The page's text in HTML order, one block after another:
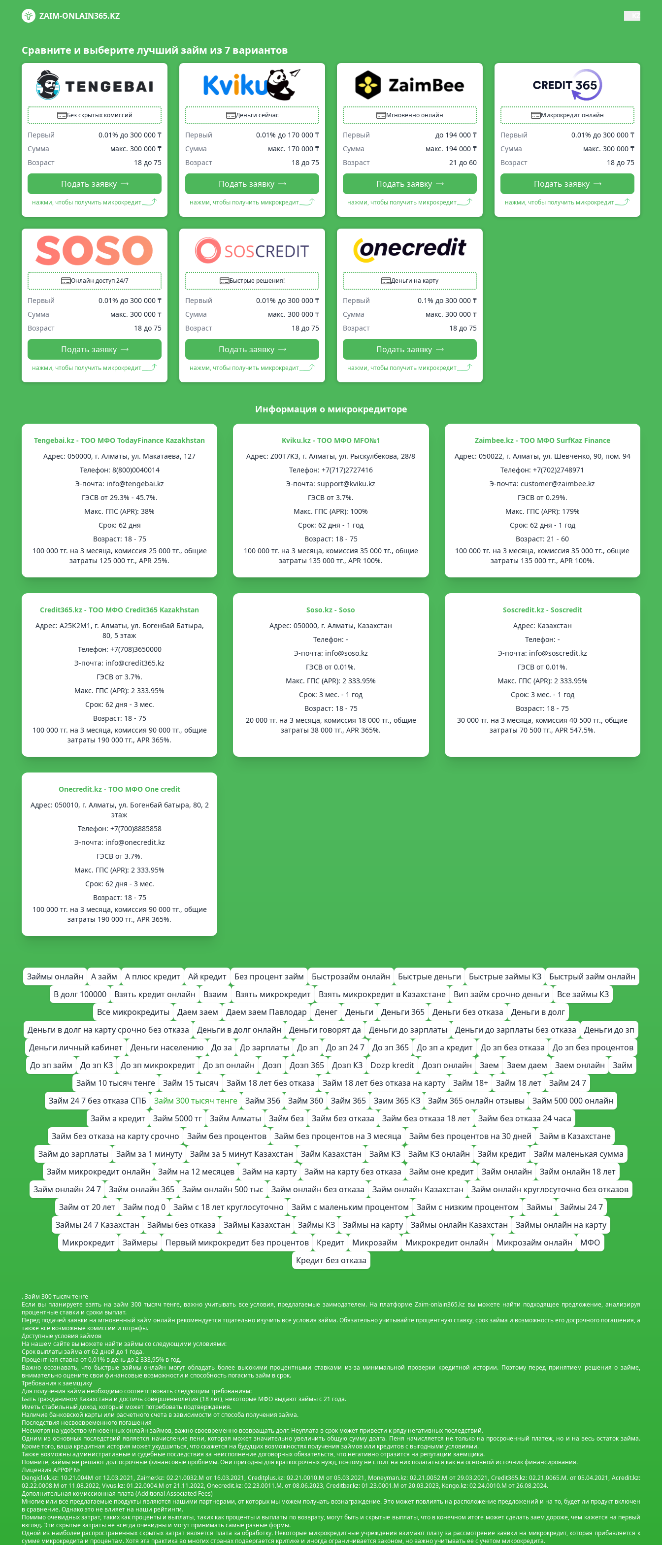
ZAIM-ONLAIN365.KZ
Сравните и выберите лучший займ из7 вариантов
Без скрытых комиссий
Первый 0.01% до 300 000 ₸
Сумма
макс. 300 000 ₸
Возраст
18 до 75
Подать заявку
нажми, чтобы получить микрокредит
Деньги сейчас
Первый 0.01% до 170 000 ₸
Сумма
макс. 170 000 ₸
Возраст
18 до 75
Подать заявку
нажми, чтобы получить микрокредит
Мгновенно онлайн
Первый до 194 000 ₸
Сумма
макс. 194 000 ₸
Возраст
21 до 60
Подать заявку
нажми, чтобы получить микрокредит
Микрокредит онлайн
Первый 0.01% до 300 000 ₸
Сумма
макс. 300 000 ₸
Возраст
18 до 75
Подать заявку
нажми, чтобы получить микрокредит
Онлайн доступ 24/7
Первый 0.01% до 300 000 ₸
Сумма
макс. 300 000 ₸
Возраст
18 до 75
Подать заявку
нажми, чтобы получить микрокредит
Быстрые решения!
Первый 0.01% до 300 000 ₸
Сумма
макс. 300 000 ₸
Возраст
18 до 75
Подать заявку
нажми, чтобы получить микрокредит
Деньги на карту
Первый 0.1% до 300 000 ₸
Сумма
макс. 300 000 ₸
Возраст
18 до 75
Подать заявку
нажми, чтобы получить микрокредит
Информация о микрокредиторе
Tengebai.kz - ТОО МФО TodayFinance Kazakhstan
Адрес: 050000, г. Алматы, ул. Макатаева, 127
Телефон: 8(800)0040014
Э-почта: info@tengebai.kz
ГЭСВ от 29.3% - 45.7%.
Mакс. ГПС (APR): 38%
Срок: 62 дня
Возраст: 18 - 75
100 000 тг. на 3 месяца, комиссия 25 000 тг., общие
затраты 125 000 тг., APR 25%.
Kviku.kz - ТОО МФО MFO№1
Адрес: Z00T7K3, г. Алматы, ул. Рыскулбекова, 28/8
Телефон: +7(717)2727416
Э-почта: support@kviku.kz
ГЭСВ от 3.7%.
Mакс. ГПС (APR): 100%
Срок: 62 дня - 1 год
Возраст: 18 - 75
100 000 тг. на 3 месяца, комиссия 35 000 тг., общие
затраты 135 000 тг., APR 100%.
Zaimbee.kz - ТОО МФО SurfKaz Finance
Адрес: 050022, г. Алматы, ул. Шевченко, 90, пом. 94
Телефон: +7(702)2748971
Э-почта: customer@zaimbee.kz
ГЭСВ от 0.29%.
Mакс. ГПС (APR): 179%
Срок: 62 дня - 1 год
Возраст: 21 - 60
100 000 тг. на 3 месяца, комиссия 35 000 тг., общие
затраты 135 000 тг., APR 100%.
Credit365.kz - ТОО МФО Credit365 Kazakhstan
Адрес: A25K2M1, г. Алматы, ул. Богенбай Батыра,
80, 5 этаж
Телефон: +7(708)3650000
Э-почта: info@credit365.kz
ГЭСВ от 3.7%.
Mакс. ГПС (APR): 2 333.95%
Срок: 62 дня - 3 мес.
Возраст: 18 - 75
100 000 тг. на 3 месяца, комиссия 90 000 тг., общие
затраты 190 000 тг., APR 365%.
Soso.kz - Soso
Адрес: 050000, г. Алматы, Казахстан
Телефон: -
Э-почта: info@soso.kz
ГЭСВ от 0.01%.
Mакс. ГПС (APR): 2 333.95%
Срок: 3 мес. - 1 год
Возраст: 18 - 75
20 000 тг. на 3 месяца, комиссия 18 000 тг., общие
затраты 38 000 тг., APR 365%.
Soscredit.kz - Soscredit
Адрес: Казахстан
Телефон: -
Э-почта: info@soscredit.kz
ГЭСВ от 0.01%.
Mакс. ГПС (APR): 2 333.95%
Срок: 3 мес. - 1 год
Возраст: 18 - 75
30 000 тг. на 3 месяца, комиссия 40 500 тг., общие
затраты 70 500 тг., APR 547.5%.
Onecredit.kz - ТОО МФО One credit
Адрес: 050010, г. Алматы, ул. Богенбай батыра, 80, 2
этаж
Телефон: +7(700)8885858
Э-почта: info@onecredit.kz
ГЭСВ от 3.7%.
Mакс. ГПС (APR): 2 333.95%
Срок: 62 дня - 3 мес.
Возраст: 18 - 75
100 000 тг. на 3 месяца, комиссия 90 000 тг., общие
затраты 190 000 тг., APR 365%.
Займы онлайн А займ А плюс кредит Ай кредит Без процент займ Быстрозайм онлайн Быстрые деньги Быстрые займы КЗ
Быстрый займ онлайн
В долг 100000
Взять кредит онлайн Взаим Взять микрокредит Взять микрокредит в Казахстане Вип займ срочно деньги
Все займы КЗ
Все микрокредиты
Даем заем Даем заем Павлодар Денег Деньги Деньги 365 Деньги без отказа
Деньги в долг
Деньги в долг на карту срочно без отказа
Деньги в долг онлайн Деньги говорят да Деньги до зарплаты Деньги до зарплаты без отказа
Деньги до зп
Деньги личный кабинет
Деньги населению До за До зарплаты До зп До зп 24 7 До зп 365 До зп а кредит До зп без отказа
До зп без процентов
До зп займ
До зп КЗ До зп микрокредит До зп онлайн Дозп Дозп 365 Дозп КЗ Dozp kredit Дозп онлайн Заем Заем даем Заем онлайн
Займ
Займ 10 тысяч тенге
Займ 15 тысяч Займ 18 лет без отказа Займ 18 лет без отказа на карту Займ 18+ Займ 18 лет
Займ 24 7
Займ 24 7 без отказа СПБ
Займ 300 тысяч тенге Займ 356 Займ 360 Займ 365 Заим 365 КЗ Займ 365 онлайн отзывы
Займ 500 000 онлайн
Займ а кредит
Займ 5000 тг Займ Алматы Займ без Займ без отказа Займ без отказа 18 лет
Займ без отказа 24 часа
Займ без отказа на карту срочно
Займ без процентов Займ без процентов на 3 месяца Займ без процентов на 30 дней
Займ в Казахстане
Займ до зарплаты
Займ за 1 минуту Займ за 5 минут Казахстан Займ Казахстан Займ КЗ Займ КЗ онлайн Займ кредит
Займ маленькая сумма
Займ микрокредит онлайн
Займ на 12 месяцев Займ на карту Займ на карту без отказа Займ оне кредит Займ онлайн
Займ онлайн 18 лет
Займ онлайн 24 7
Займ онлайн 365 Займ онлайн 500 тыс Займ онлайн без отказа Займ онлайн Казахстан
Займ онлайн круглосуточно без отказов
Займ от 20 лет
Займ под 0 Займ с 18 лет круглосуточно Займ с маленьким процентом Займ с низким процентом Займы
Займы 24 7
Займы 24 7 Казахстан
Займы без отказа Займы Казахстан Займы КЗ Займы на карту Займы онлайн Казахстан
Займы онлайн на карту
Микрокредит
Займеры Первый микрокредит без процентов Кредит Микрозайм Микрокредит онлайн Микрозайм онлайн
МФО
Кредит без отказа
. Займ 300 тысяч тенге
Если вы планируете взять на займ 300 тысяч тенге, важно учитывать все условия, предлагаемые заимодателем. На платформе Zaim-onlain365.kz вы можете найти подходящее предложение, анализируя
процентные ставки и сроки выплат.
Перед подачей заявки на мгновенный займ онлайн рекомендуется тщательно изучить все условия займа. Обязательно учитывайте процентную ставку, срок займа и возможность его досрочного погашения, а
также все возможные комиссии и штрафы.
Доступные условия займов
На нашем сайте вы можете найти займы со следующими условиями:
Срок выплаты займа от 62 дней до 1 года.
Процентная ставка от 0,01% в день до 2 333,95% в год.
Важно осознавать, что быстрые займы онлайн могут обладать более высокими процентными ставками из-за минимальной проверки кредитной истории. Поэтому перед принятием решения о займе,
внимательно оцените свои финансовые возможности и способность погасить займ в срок.
Требования к заемщику
Для получения займа необходимо соответствовать следующим требованиям:
Быть гражданином Казахстана и достичь совершеннолетия (18 лет), некоторые МФО выдают займы с 21 года.
Иметь стабильный доход, который может потребовать подтверждения.
Наличие банковской карты или расчетного счета в зависимости от способа получения займа.
Последствия несвоевременного погашения
Несмотря на удобство мгновенных онлайн займов, важно своевременно возвращать долг. Неуплата в срок может привести к ряду негативных последствий.
Одним из основных последствий является начисление пени, которая может значительно увеличить общую сумму долга. Пеня начисляется не только на просроченный платеж, но и на весь остаток займа.
Кроме того, ваша кредитная история может ухудшиться, что скажется на будущих возможностях получения займов или кредитов с выгодными условиями.
Также возможны административные и судебные последствия за неисполнение договорных обязательств, что негативно отразится на репутации заемщика.
Помните, займы не решают долгосрочные финансовые проблемы. Они пригодны для краткосрочных нужд, поэтому не стоит на них полагаться как на основной источник финансирования.
Лицензия АРРФР №
Dengiclick.kz: 10.21.004М от 12.03.2021, Zaimer.kz: 02.21.0032.М от 16.03.2021, Creditplus.kz: 02.21.0010.M от 05.03.2021, Moneyman.kz: 02.21.0052.М от 29.03.2021, Credit365.kz: 02.21.0065.M. от 05.04.2021, Acredit.kz:
02.22.0008.М от 11.08.2022, Vivus.kz: 01.22.0004.M от 21.11.2022, Onecredit.kz: 02.23.0011.M. от 08.06.2023, Creditbar.kz: 01.23.0001.M от 20.03.2023, Kengo.kz: 02.24.0010.М от 26.08.2024.
Дополнительная комиссионная плата (Additional Associated Fees)
Многие или все предлагаемые продукты являются нашими партнерами, от которых мы можем получать вознаграждение. Это может повлиять на расположение предложений и на то, будет ли продукт включен
в сравнение. Однако это не влияет на наши рейтинги.
Помимо очевидных затрат, таких как проценты и выплаты, таких как проценты и выплаты по возврату, могут быть и скрытые выплаты, что в конечном итоге может сделать заем дороже, чем кажется на первый
взгляд. Эти скрытые затраты не всегда очевидны и могут принимать самые разные формы.
Одной из наиболее распространенных скрытых затрат является плата за обработку. Некоторые микрокредитные учреждения взимают плату за рассмотрение заявки на микрокредит, которая прибавляется к
сумме микрокредита и процентам. Хотя эта практика во многих странах подвергается критике и иногда ограничивается законом, но важно учитывать ее с учетом микрокредита.